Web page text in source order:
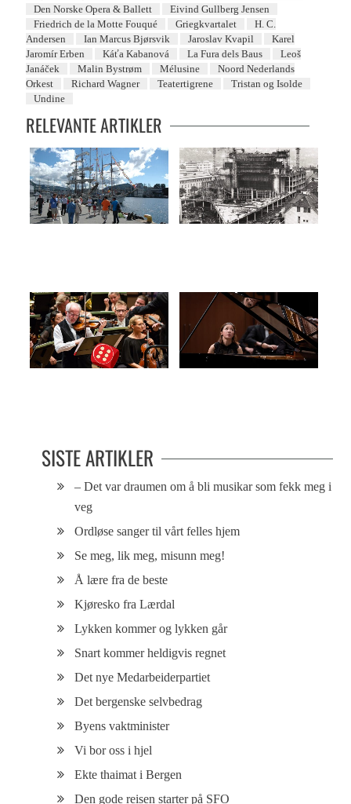
Den Norske Opera & Ballett
Eivind Gullberg Jensen
Friedrich de la Motte Fouqué
Griegkvartalet
H. C.
Andersen
Ian Marcus Bjørsvik Jaroslav Kvapil
Karel
Jaromír Erben
Káťa Kabanová La Fura dels Baus
Leoš
Janáček
Malin Bystrøm Mélusine
Noord Nederlands
Orkest
Richard Wagner Teatertigrene
Tristan og Isolde
Undine
RELEVANTE ARTIKLER
SISTE ARTIKLER
– Det var draumen om å bli musikar som fekk meg i
veg
Ordløse sanger til vårt felles hjem
Se meg, lik meg, misunn meg!
Å lære fra de beste
Kjøresko fra Lærdal
Lykken kommer og lykken går
Snart kommer heldigvis regnet
Det nye Medarbeiderpartiet
Det bergenske selvbedrag
Byens vaktminister
Vi bor oss i hjel
Ekte thaimat i Bergen
Den gode reisen starter på SFO